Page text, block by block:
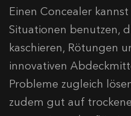
Einen Concealer
Situationen benutzen,
kaschieren, Rötungen
innovativen
Probleme zugleich
zudem gut auf